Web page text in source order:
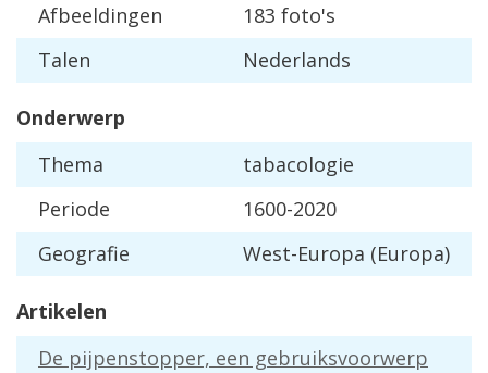
Afbeeldingen
183 foto's
Talen
Nederlands
Onderwerp
Thema
tabacologie
Periode
1600-2020
Geografie
West-Europa (Europa)
Artikelen
De pijpenstopper, een gebruiksvoorwerp